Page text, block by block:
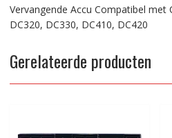
Vervangende Accu Compatibel met
DC320, DC330, DC410, DC420
Gerelateerde producten